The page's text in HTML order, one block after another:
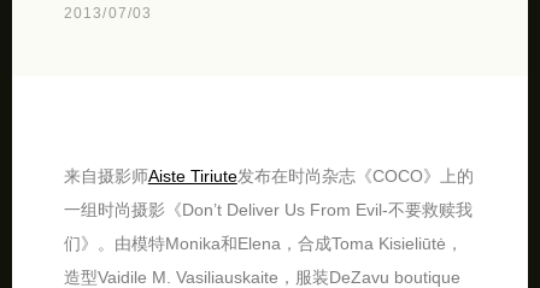
2013/07/03
来自摄影师Aiste Tiriute发布在时尚杂志《COCO》上的
一组时尚摄影《Don’t Deliver Us From Evil-不要救赎我
们》。由模特Monika和Elena，合成Toma Kisieliūtė，
造型Vaidile M. Vasiliauskaite，服装DeZavu boutique